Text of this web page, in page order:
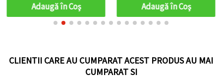
Adaugă în Coş Adaugă în Coş
CLIENTII CARE AU CUMPARAT ACEST PRODUS AU MAI
CUMPARAT SI